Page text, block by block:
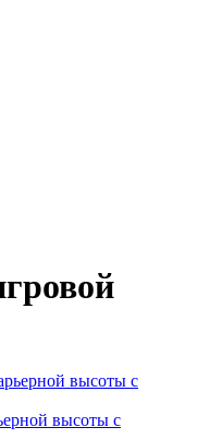
высоты с